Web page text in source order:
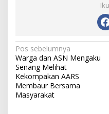
N
a
v
i
Pos sebelumnya
Warga dan ASN Mengaku
Senang Melihat
Kekompakan AARS
Membaur Bersama
Masyarakat